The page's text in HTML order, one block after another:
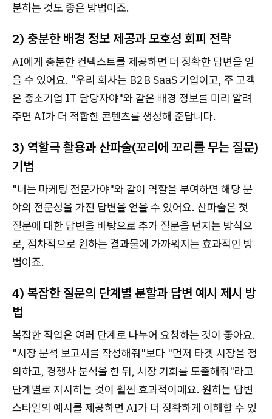
분하는 것도 좋은 방법이죠.
2) 충분한 배경 정보 제공과 모호성 회피 전략
AI에게 충분한 컨텍스트를 제공하면 더 정확한 답변을 얻
을 수 있어요. "우리 회사는 B2B SaaS 기업이고, 주 고객
은 중소기업 IT 담당자야"와 같은 배경 정보를 미리 알려
주면 AI가 더 적합한 콘텐츠를 생성해 준답니다.
3) 역할극 활용과 산파술(꼬리에 꼬리를 무는 질문)
기법
"너는 마케팅 전문가야"와 같이 역할을 부여하면 해당 분
야의 전문성을 가진 답변을 얻을 수 있어요. 산파술은 첫
질문에 대한 답변을 바탕으로 추가 질문을 던지는 방식으
로, 점차적으로 원하는 결과물에 가까워지는 효과적인 방
법이죠.
4) 복잡한 질문의 단계별 분할과 답변 예시 제시 방
법
복잡한 작업은 여러 단계로 나누어 요청하는 것이 좋아요.
"시장 분석 보고서를 작성해줘"보다 "먼저 타겟 시장을 정
의하고, 경쟁사 분석을 한 뒤, 시장 기회를 도출해줘"라고
단계별로 지시하는 것이 훨씬 효과적이에요. 원하는 답변
스타일의 예시를 제공하면 AI가 더 정확하게 이해할 수 있